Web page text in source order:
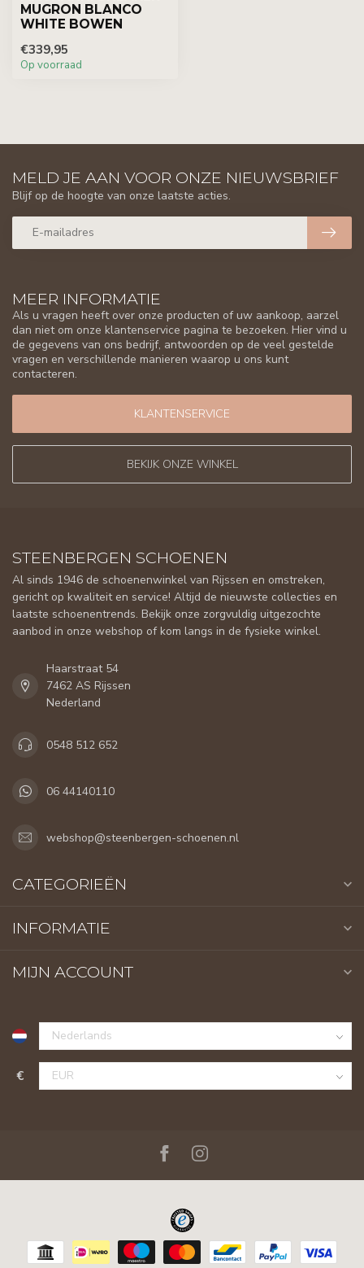
MUGRON BLANCO
WHITE BOWEN
€339,95
Op voorraad
MEER INFORMATIE
Als u vragen heeft over onze producten of uw aankoop, aarzel
dan niet om onze klantenservice pagina te bezoeken. Hier vind u
de gegevens van ons bedrijf, antwoorden op de veel gestelde
vragen en verschillende manieren waarop u ons kunt
contacteren.
KLANTENSERVICE
BEKIJK ONZE WINKEL
MELD JE AAN VOOR ONZE NIEUWSBRIEF
Blijf op de hoogte van onze laatste acties.
STEENBERGEN SCHOENEN
Al sinds 1946 de schoenenwinkel van Rijssen en omstreken,
gericht op kwaliteit en service! Altijd de nieuwste collecties en
laatste schoenentrends. Bekijk onze zorgvuldig uitgezochte
aanbod in onze webshop of kom langs in de fysieke winkel.
Haarstraat 54
7462 AS Rijssen
Nederland
0548 512 652
06 44140110
webshop@steenbergen-schoenen.nl
CATEGORIEËN
INFORMATIE
MIJN ACCOUNT
€